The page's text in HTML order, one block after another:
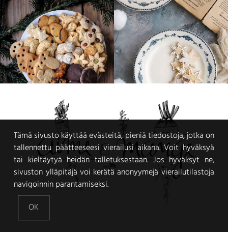
Tämä sivusto käyttää evästeitä, pieniä tiedostoja, jotka on
tallennettu päätteeseesi vierailusi aikana. Voit hyväksyä
tai kieltäytyä heidän talletuksestaan. Jos hyväksyt ne,
sivuston ylläpitäjä voi kerätä anonyymejä vierailutilastoja
navigoinnin parantamiseksi.
OK